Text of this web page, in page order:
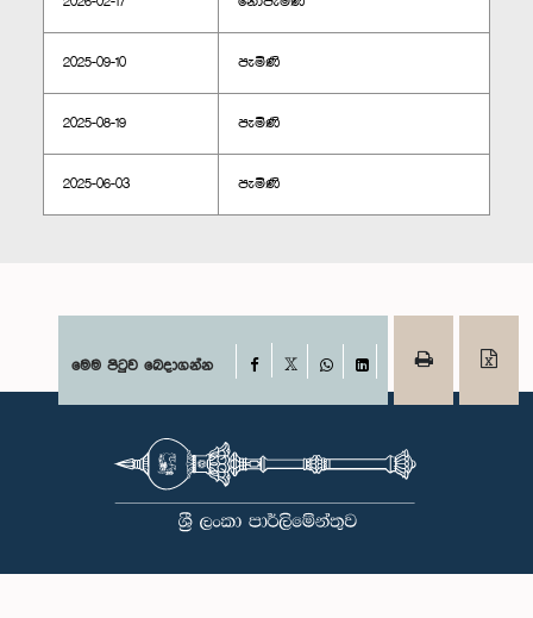
2025-09-10 පැමිණි
2025-08-19 පැමිණි
2025-06-03 පැමිණි
මෙම පිටුව බෙදාගන්න Facebook
WhatsAppLinkedIn